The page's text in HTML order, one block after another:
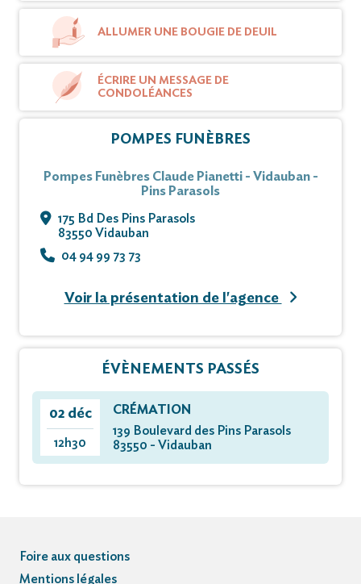
ALLUMER UNE BOUGIE DE DEUIL
ÉCRIRE UN MESSAGE DE
CONDOLÉANCES
POMPES FUNÈBRES
Pompes Funèbres Claude Pianetti - Vidauban -
Pins Parasols
175 Bd Des Pins Parasols
83550 Vidauban
04 94 99 73 73
Voir la présentation de l'agence
ÉVÈNEMENTS PASSÉS
02 déc
12h30
CRÉMATION
139 Boulevard des Pins Parasols
83550 - Vidauban
Foire aux questions
Mentions légales